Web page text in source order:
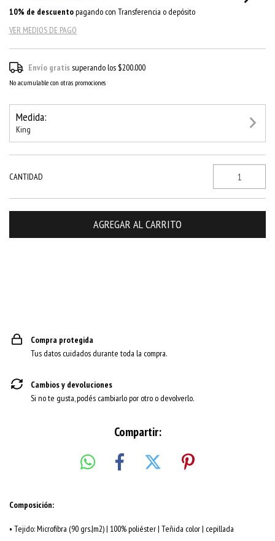
10% de descuentopagando con Transferencia o depósito
VER MEDIOS DE PAGO
Envío gratissuperando los $200.000
No acumulable con otras promociones
Medida:
King
CANTIDAD
Compra protegida
Tus datos cuidados durante toda la compra.
Cambios y devoluciones
Si no te gusta, podés cambiarlo por otro o devolverlo.
Compartir:
Composición:
• Tejido: Microfibra (90 grs.|m2) | 100% poliéster | Teñida color | cepillada